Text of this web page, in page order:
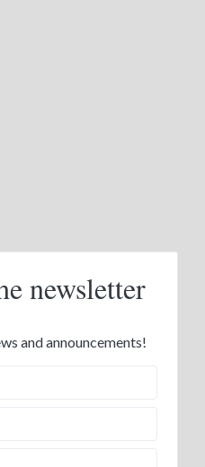
newsletter
and announcements!